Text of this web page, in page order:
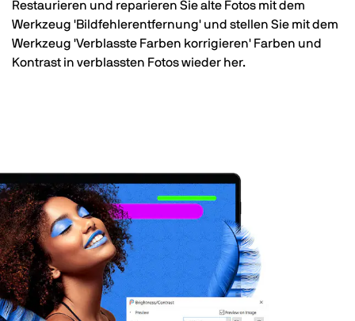
Restaurieren und reparieren Sie alte Fotos mit dem
Werkzeug 'Bildfehlerentfernung' und stellen Sie mit dem
Werkzeug 'Verblasste Farben korrigieren' Farben und
Kontrast in verblassten Fotos wieder her.